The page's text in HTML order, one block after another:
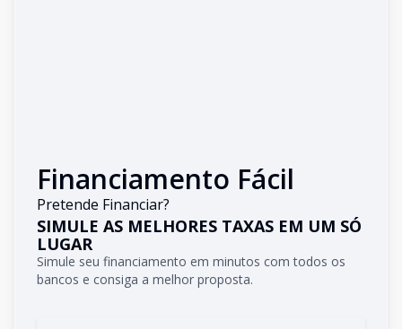
Financiamento Fácil
Pretende Financiar?
SIMULE AS MELHORES TAXAS EM UM SÓ
LUGAR
Simule seu financiamento em minutos com todos os
bancos e consiga a melhor proposta.